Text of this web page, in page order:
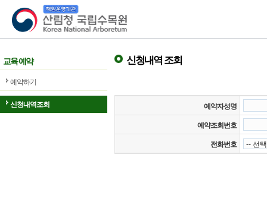
산림청 국립수목원
교육 예약
예약하기
신청내역조회
신청내역 조회
예약자성명
예약조회번호
전화번호